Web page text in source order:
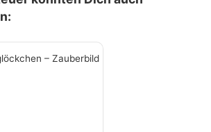
– Zauberbild